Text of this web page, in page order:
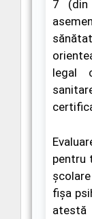
7 (din
legal
pentru
fișa
atestă